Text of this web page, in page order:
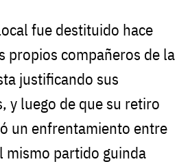
fue destituido hace
propios compañeros de la
justificando sus
y luego de que su retiro
un enfrentamiento entre
mismo partido guinda